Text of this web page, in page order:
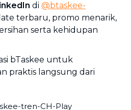
di @btaskee-
terbaru, promo menarik,
serta kehidupan
bTaskee untuk
praktis langsung dari